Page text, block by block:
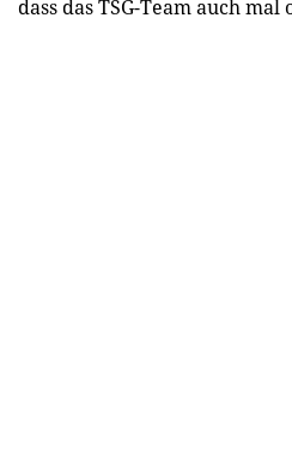
dass das TSG-Team auch